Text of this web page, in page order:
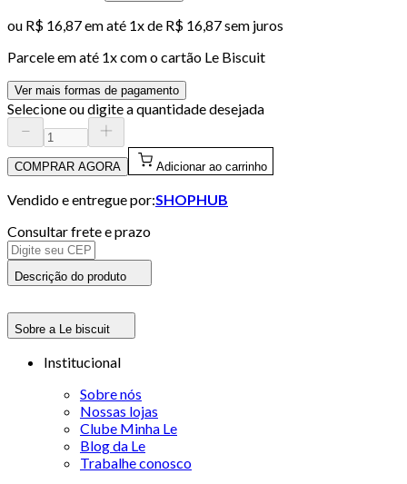
ou R$ 16,87em até 1x de R$ 16,87sem juros
Parcele em até 1x com o cartão Le Biscuit
Ver mais formas de pagamento
Selecione ou digite a quantidade desejada
COMPRAR AGORA Adicionar ao carrinho
Vendido e entregue por:SHOPHUB
Consultar frete e prazo
Descrição do produto
Sobre a Le biscuit
Institucional
Sobre nós
Nossas lojas
Clube Minha Le
Blog da Le
Trabalhe conosco